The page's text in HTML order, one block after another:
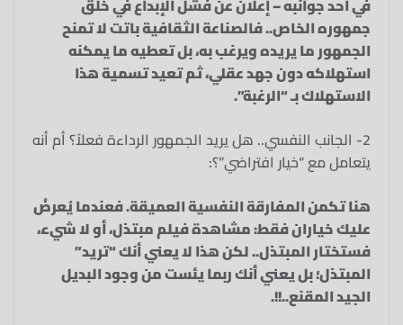
جمهوره الخاص.. فالصناعة الثقافية باتت لا تمنح
الجمهور ما يريده ويرغب به، بل تعطيه ما يمكنه
استهلاكه دون جهد عقلي، ثم تعيد تسمية هذا
الاستهلاك بـ “الرغبة”.
2- الجانب النفسي.. هل يريد الجمهور الرداءة فعلاً؟ أم أنه
يتعامل مع “خيار افتراضي”؟:
هنا تكمن المفارقة النفسية العميقة. فعندما يُعرضُ
عليك خياران فقط: مشاهدة فيلم مبتذل، أو لا شيء،
فستختار المبتذل.. لكن هذا لا يعني أنك “تريد”
المبتذل؛ بل يعني أنك ربما يئست من وجود البديل
الجيد المقنع..!!.